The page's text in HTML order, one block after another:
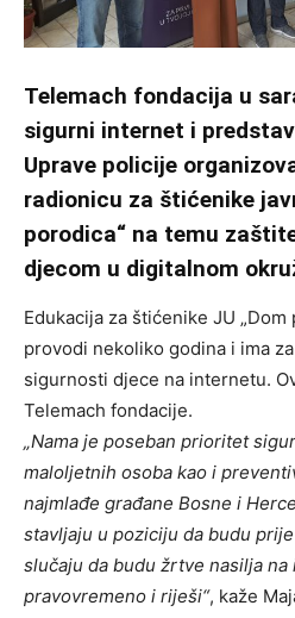
Telemach fondacija u
sigurni internet i
Uprave policije
radionicu za štićenike
porodica“ na temu
djecom u digitalnom
Edukacija za štićenike JU
provodi nekoliko godina i ima
sigurnosti djece na internetu.
Telemach fondacije.
„Nama je poseban prioritet
maloljetnih osoba kao i
najmlađe građane Bosne i
stavljaju u poziciju da budu
slučaju da budu žrtve nasilja
pravovremeno i riješi“, kaže